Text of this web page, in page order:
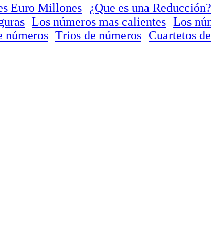
Euro Millones ¿Que es una Reducción?
Los números mas calientes Los
números Trios de números Cuartetos